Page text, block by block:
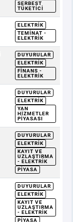
SERBEST
TÜKETICI
ELEKTRIK
TEMINAT -
ELEKTRIK
DUYURULAR
ELEKTRIK
FINANS -
ELEKTRIK
DUYURULAR
ELEKTRIK
YAN
HIZMETLER
PIYASASI
DUYURULAR
ELEKTRIK
KAYIT VE
UZLAŞTIRMA
- ELEKTRIK
PIYASA
DUYURULAR
ELEKTRIK
KAYIT VE
UZLAŞTIRMA
- ELEKTRIK
PIYASA